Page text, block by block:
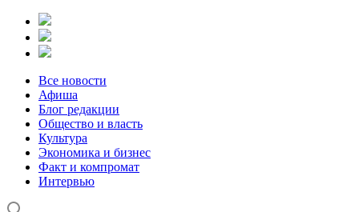
Все новости
Афиша
Блог редакции
Общество и власть
Культура
Экономика и бизнес
Факт и компромат
Интервью